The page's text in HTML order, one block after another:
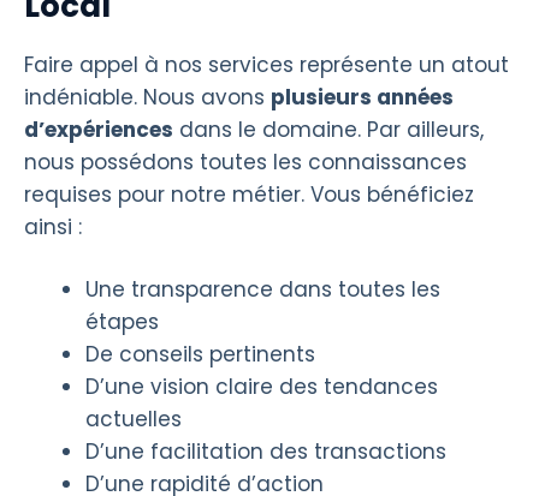
Faire appel à nos services représente un atout
indéniable. Nous avons plusieurs années
d’expériences dans le domaine. Par ailleurs,
nous possédons toutes les connaissances
requises pour notre métier. Vous bénéficiez
ainsi :
Une transparence dans toutes les
étapes
De conseils pertinents
D’une vision claire des tendances
actuelles
D’une facilitation des transactions
D’une rapidité d’action